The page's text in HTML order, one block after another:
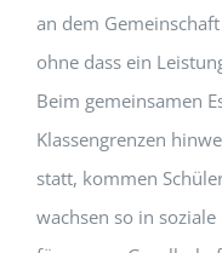
an dem
ohne dass ein
Beim gemeinsamen
Klassengrenzen
statt, kommen
wachsen so in